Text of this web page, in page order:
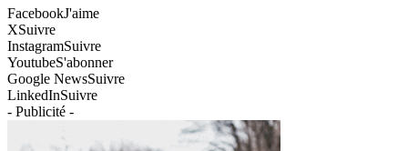
FacebookJ'aime
XSuivre
InstagramSuivre
YoutubeS'abonner
Google NewsSuivre
LinkedInSuivre
- Publicité -